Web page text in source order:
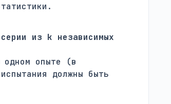
из k независимых
одном опыте (в
должны быть